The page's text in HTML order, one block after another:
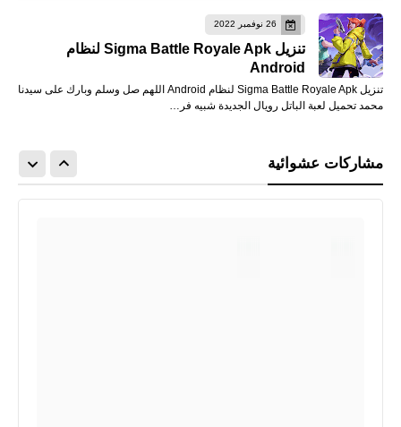
26 نوفمبر 2022
تنزيل Sigma Battle Royale Apk لنظام
Android
تنزيل Sigma Battle Royale Apk لنظام Android اللهم صل وسلم وبارك على سيدنا
محمد تحميل لعبة الباتل رويال الجديدة شبيه فر…
مشاركات عشوائية